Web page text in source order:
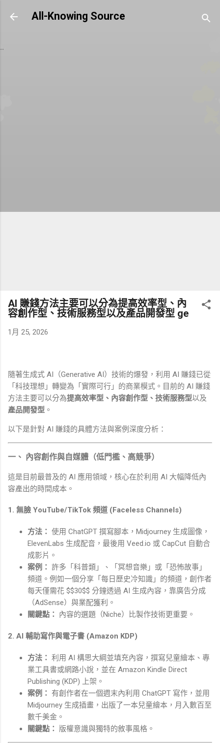
跳到主要內容
All-Knowing Source
..
AI 賺錢方法主要可以分為提高效率型、內
容創作型、技術服務型以及產品開發型 ge
1月 25, 2026
隨著生成式 AI（Generative AI）技術的爆發，利用 AI 賺錢已從
「科技理想」轉變為「實際可行」的商業模式。目前的 AI 賺錢
方法主要可以分為提高效率型、內容創作型、技術服務型以及
產品開發型 。
以下是針對 AI 賺錢的具體方法與案例深度分析：
一、 內容創作與自媒體（低門檻、高競爭）
這是目前最普及的 AI 應用領域，核心在於利用 AI 大幅降低內
容產出的時間成本。
1. 無臉 YouTube/TikTok 頻道 (Faceless Channels)
方法： 使用 ChatGPT 撰寫腳本，Midjourney 生成圖像，
ElevenLabs 生成配音，最後用 Veed.io 或 CapCut 自動合
成影片。
案例： 許多「科普類」、「冥想音樂」或「恐怖故事」
頻道。例如一個分享「每日歷史冷知識」的頻道，創作者
每天僅需花 $$30$$ 分鐘透過 AI 生成內容，靠廣告分成
（AdSense）與業配獲利。
關鍵點：
內容的選題（Niche）比製作技術更重要。
2. AI 輔助寫作與電子書 (Amazon KDP)
方法： 利用 AI 構思大綱並填充內容，撰寫兒童繪本、專
業工具書或網路小說，並在 Amazon Kindle Direct
Publishing (KDP) 上架。
案例：
有創作者在一個週末內利用 ChatGPT 寫作，並用
Midjourney 生成插畫，出版了一本兒童繪本，月入數百至
數千美金。
關鍵點：
版權意識與獨特的敘事風格。